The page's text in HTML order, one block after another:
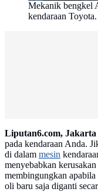
Mekanik bengkel
kendaraan
Liputan6.com, Jakarta
pada kendaraan Anda.
di dalam mesin
menyebabkan
membingungkan
oli baru saja diganti